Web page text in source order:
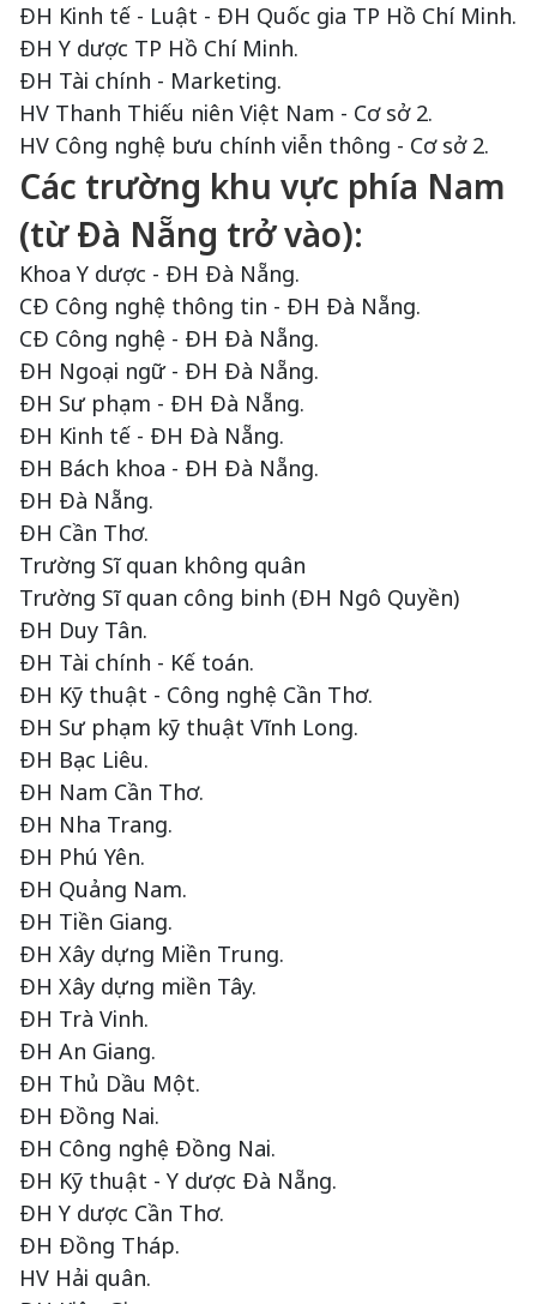
ĐH Kinh tế - Luật - ĐH Quốc gia TP Hồ Chí Minh.
ĐH Y dược TP Hồ Chí Minh.
ĐH Tài chính - Marketing.
HV Thanh Thiếu niên Việt Nam - Cơ sở 2.
HV Công nghệ bưu chính viễn thông - Cơ sở 2.
Các trường khu vực phía Nam
(từ Đà Nẵng trở vào):
Khoa Y dược - ĐH Đà Nẵng.
CĐ Công nghệ thông tin - ĐH Đà Nẵng.
CĐ Công nghệ - ĐH Đà Nẵng.
ĐH Ngoại ngữ - ĐH Đà Nẵng.
ĐH Sư phạm - ĐH Đà Nẵng.
ĐH Kinh tế - ĐH Đà Nẵng.
ĐH Bách khoa - ĐH Đà Nẵng.
ĐH Đà Nẵng.
ĐH Cần Thơ.
Trường Sĩ quan không quân
Trường Sĩ quan công binh (ĐH Ngô Quyền)
ĐH Duy Tân.
ĐH Tài chính - Kế toán.
ĐH Kỹ thuật - Công nghệ Cần Thơ.
ĐH Sư phạm kỹ thuật Vĩnh Long.
ĐH Bạc Liêu.
ĐH Nam Cần Thơ.
ĐH Nha Trang.
ĐH Phú Yên.
ĐH Quảng Nam.
ĐH Tiền Giang.
ĐH Xây dựng Miền Trung.
ĐH Xây dựng miền Tây.
ĐH Trà Vinh.
ĐH An Giang.
ĐH Thủ Dầu Một.
ĐH Đồng Nai.
ĐH Công nghệ Đồng Nai.
ĐH Kỹ thuật - Y dược Đà Nẵng.
ĐH Y dược Cần Thơ.
ĐH Đồng Tháp.
HV Hải quân.